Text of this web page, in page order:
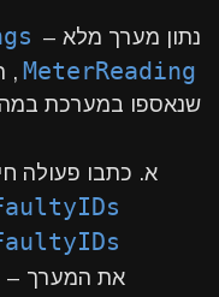
נתון מערך מלא –
MeterReading
,
שנאספו במערכת
א. כתבו פעולה
את המערך –